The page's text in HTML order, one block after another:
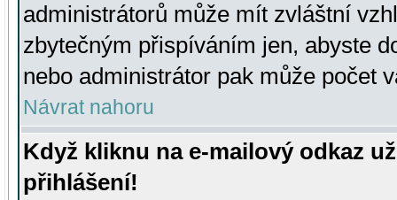
administrátorů může mít zvláštní
zbytečným přispíváním jen, abyste
nebo administrátor pak může počet
Návrat nahoru
Když kliknu na e-mailový odkaz
přihlášení!